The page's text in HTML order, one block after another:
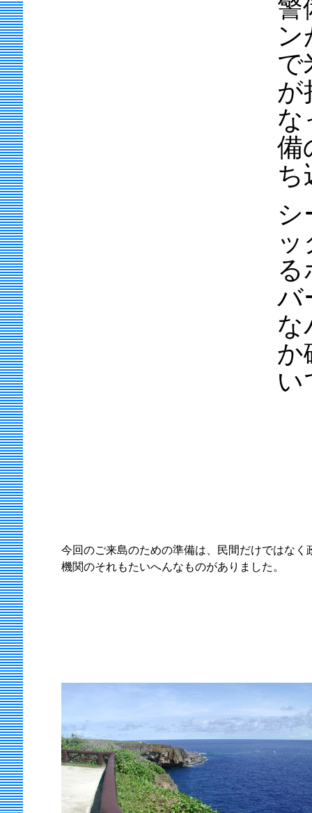
警
ン
で
が
な
備
ち
シ
る
バ
な
か
い
今回のご来島のための準備は、民間だけではなく
機関のそれもたいへんなものがありました。